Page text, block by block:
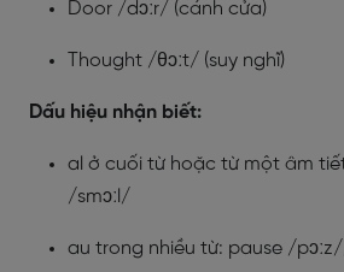
Door /dɔːr/ (cánh cửa)
Thought /θɔːt/ (suy nghĩ)
Dấu hiệu nhận biết:
al ở cuối từ hoặc từ một âm
/smɔːl/
au trong nhiều từ: pause /